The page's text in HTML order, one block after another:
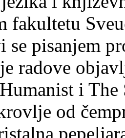
fakultetu
se pisanjem
radove
i
od